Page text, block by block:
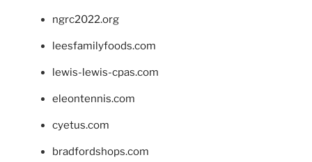
ngrc2022.org
leesfamilyfoods.com
lewis-lewis-cpas.com
eleontennis.com
cyetus.com
bradfordshops.com